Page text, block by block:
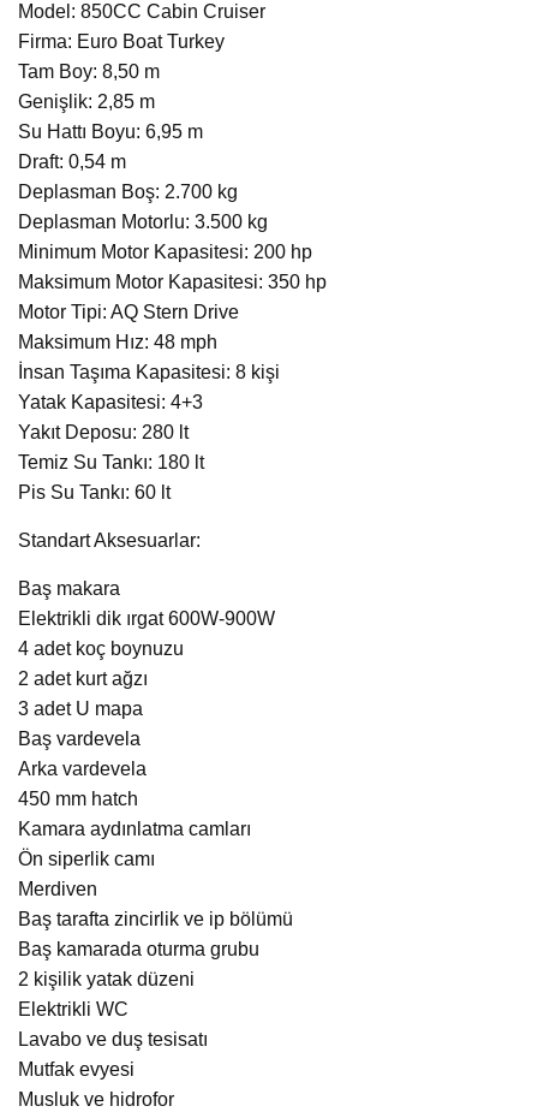
Model: 850CC Cabin Cruiser
Firma: Euro Boat Turkey
Tam Boy: 8,50 m
Genişlik: 2,85 m
Su Hattı Boyu: 6,95 m
Draft: 0,54 m
Deplasman Boş: 2.700 kg
Deplasman Motorlu: 3.500 kg
Minimum Motor Kapasitesi: 200 hp
Maksimum Motor Kapasitesi: 350 hp
Motor Tipi: AQ Stern Drive
Maksimum Hız: 48 mph
İnsan Taşıma Kapasitesi: 8 kişi
Yatak Kapasitesi: 4+3
Yakıt Deposu: 280 lt
Temiz Su Tankı: 180 lt
Pis Su Tankı: 60 lt
Standart Aksesuarlar:
Baş makara
Elektrikli dik ırgat 600W-900W
4 adet koç boynuzu
2 adet kurt ağzı
3 adet U mapa
Baş vardevela
Arka vardevela
450 mm hatch
Kamara aydınlatma camları
Ön siperlik camı
Merdiven
Baş tarafta zincirlik ve ip bölümü
Baş kamarada oturma grubu
2 kişilik yatak düzeni
Elektrikli WC
Lavabo ve duş tesisatı
Mutfak evyesi
Musluk ve hidrofor